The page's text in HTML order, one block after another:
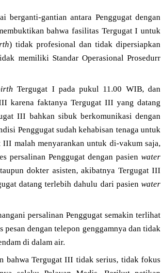
berganti-gantian antara Penggugat dengan
bahwa fasilitas Tergugat I untuk
) tidak profesional dan tidak dipersiapkan
memiliki Standar Operasional Prosedurr
Tergugat I pada pukul 11.00 WIB, dan
karena faktanya Tergugat III yang datang
III bahkan sibuk berkomunikasi dengan
Penggugat sudah kehabisan tenaga untuk
III malah menyarankan untuk di-vakum saja,
persalinan Penggugat dengan pasien water
dokter asisten, akibatnya Tergugat III
datang terlebih dahulu dari pasien water
persalinan Penggugat semakin terlihat
pesan dengan telepon genggamnya dan tidak
di dalam air.
bahwa Tergugat III tidak serius, tidak fokus